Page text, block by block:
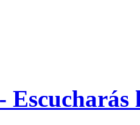
Escucharás